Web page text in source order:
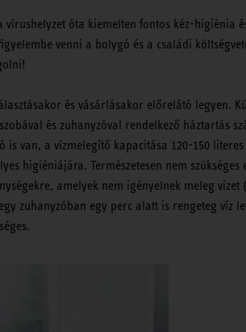
vírushelyzet óta kiemelten fontos kéz-higiénia
venni a bolygó és a családi
és vásárlásakor előrelátó legyen.
és zuhanyzóval rendelkező háztartás
van, a vízmelegítő kapacitása 120-150
higiéniájára. Természetesen nem szükséges
amelyek nem igényelnek meleg vizet
zuhanyzóban egy perc alatt is rengeteg víz